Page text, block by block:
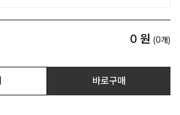
0 원 (0개)
바로구매